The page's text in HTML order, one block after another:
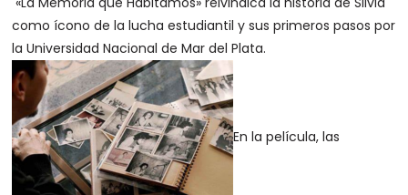
como ícono de la lucha estudiantil y sus primeros pasos por
la Universidad Nacional de Mar del Plata.
En la película, las